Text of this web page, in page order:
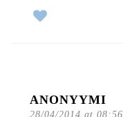
ANONYYMI
28/04/2014 at 08:56